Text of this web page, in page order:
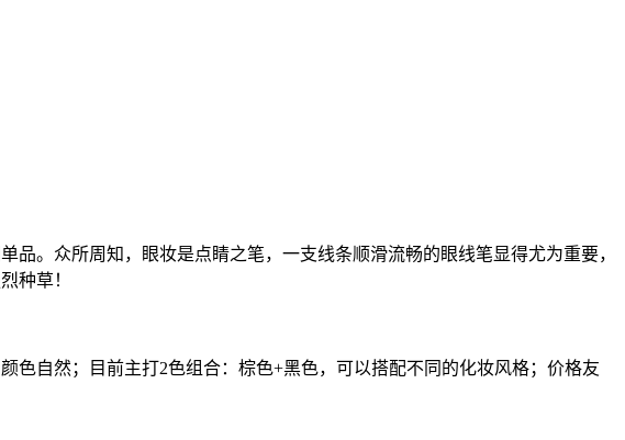
。众所周知，眼妆是点睛之笔，一支线条顺滑流畅的眼线笔显得尤为重要，
种草！
自然；目前主打2色组合：棕色+黑色，可以搭配不同的化妆风格；价格友